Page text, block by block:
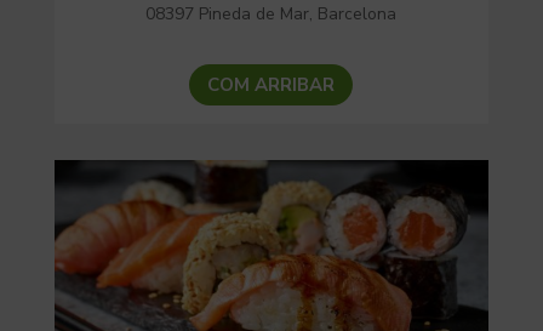
08397 Pineda de Mar, Barcelona
COM ARRIBAR